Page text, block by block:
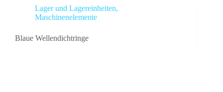
Lager und Lagereinheiten,
Maschinenelemente
Blaue Wellendichtringe